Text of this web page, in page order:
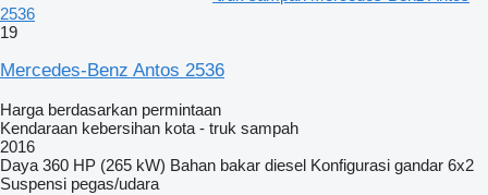
2536
19
Mercedes-Benz Antos 2536
Harga berdasarkan permintaan
Kendaraan kebersihan kota - truk sampah
2016
Daya 360 HP (265 kW) Bahan bakar diesel Konfigurasi gandar 6x2
Suspensi pegas/udara